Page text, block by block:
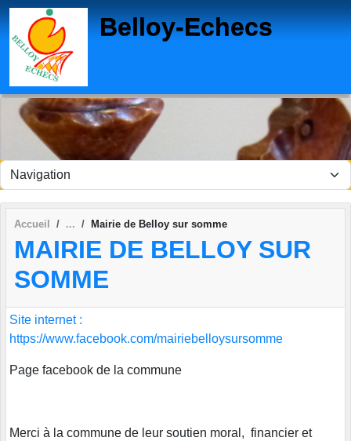
Belloy-Echecs
Accueil Mairie de Belloy sur somme
MAIRIE DE BELLOY SUR
SOMME
Site internet :
https://www.facebook.com/mairiebelloysursomme
Page facebook de la commune
Merci à la commune de leur soutien moral, financier et
Panneau de gestion des cookies